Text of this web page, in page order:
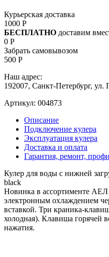
Курьерская доставка
1000 Р
БЕСПЛАТНО доставим
0 Р
Забрать самовывозом
500 Р
Наш адрес:
192007, Санкт-Петербург,
Артикул: 004873
Описание
Подключение кулера
Эксплуатация кулера
Доставка и оплата
Гарантия, ремонт,
Кулер для воды с нижней
black
Новинка в ассортименте АЕЛ
электронным охлаждением
вставкой. Три краника-
холодная). Клавиша горячей
нажатия.